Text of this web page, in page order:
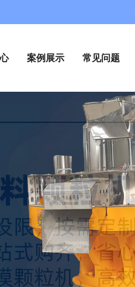
案例展示 常见问题